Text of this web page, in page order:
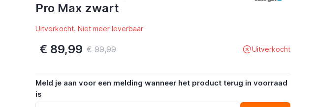
Pro Max zwart
Uitverkocht. Niet meer leverbaar
€ 89,99 € 99,99 Uitverkocht
Meld je aan voor een melding wanneer het product terug in voorraad
is